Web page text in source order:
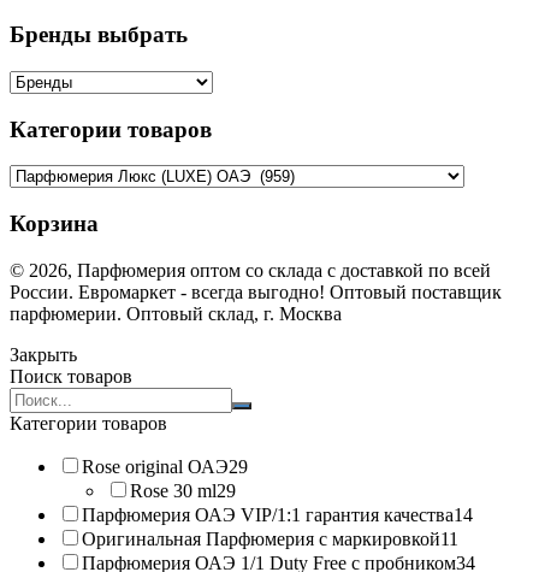
Бренды выбрать
Категории товаров
Корзина
© 2026, Парфюмерия оптом со склада с доставкой по всей
России. Евромаркет - всегда выгодно! Оптовый поставщик
парфюмерии. Оптовый склад, г. Москва
Закрыть
Поиск товаров
Search
products:
Категории товаров
Rose original ОАЭ29
Rose 30 ml29
Парфюмерия ОАЭ VIP/1:1 гарантия качества14
Оригинальная Парфюмерия с маркировкой11
Парфюмерия ОАЭ 1/1 Duty Free с пробником34